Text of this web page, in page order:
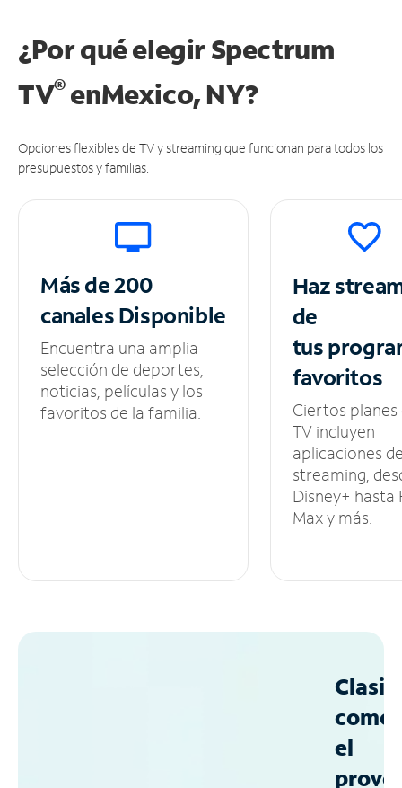
¿Por qué elegir Spectrum
TV®enMexico, NY?
Opciones flexibles de TV y streaming que funcionan para todos los
presupuestos y familias.
Más de 200
canalesDisponible
Encuentra una amplia
selección de deportes,
noticias, películas y los
favoritos de la familia.
Haz
de
tus
favoritos
Ciertos planes
TV incluyen
aplicaciones
streaming,
Disney+ hasta
Max y más.
como
el